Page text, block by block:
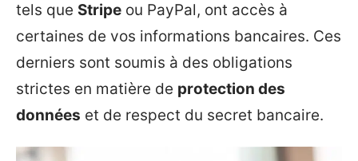
tels que Stripe ou PayPal, ont accès à
certaines de vos informations bancaires. Ces
derniers sont soumis à des obligations
strictes en matière de protection des
données et de respect du secret bancaire.